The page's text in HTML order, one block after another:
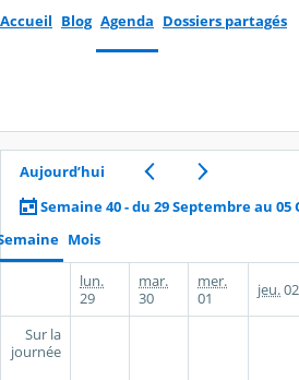
Accueil Blog Agenda Dossiers partagés
Aujourd’hui
Semaine 40 - du 29 Septembre au 05
Mois
lun.
29
mar.
30
mer.
01
jeu.02
Sur la
journée